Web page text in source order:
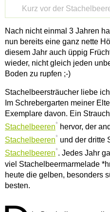
Kurz vor der
Nach nicht einmal 3 Jahren
nun bereits eine ganz nette
diesem Jahr auch üppig
wieder, nicht gleich jeden
Boden zu rupfen ;-)
Stachelbeersträucher liebe
Im Schrebergarten meiner
Exemplare davon. Ein
Stachelbeeren* hervor, der
Stachelbeeren* und der dritte
Stachelbeeren*. Jedes Jahr
viel Stachelbeermarmelade
heute die gelben, besonders
besten.